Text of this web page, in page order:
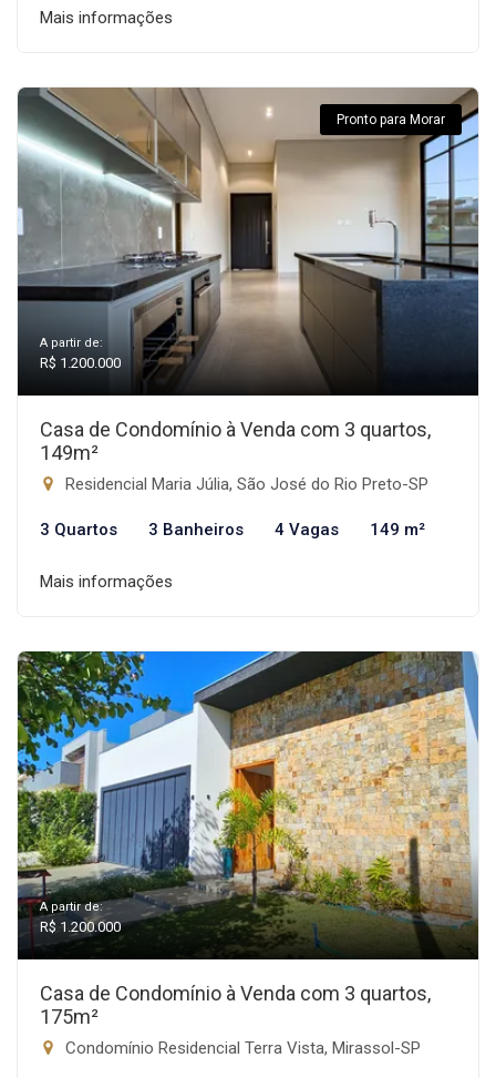
Mais informações
Pronto para Morar
A partir de:
R$ 1.200.000
Casa de Condomínio à Venda com 3 quartos,
149m²
Residencial Maria Júlia, São José do Rio Preto-SP
3 Quartos 3 Banheiros 4 Vagas 149 m²
Mais informações
A partir de:
R$ 1.200.000
Casa de Condomínio à Venda com 3 quartos,
175m²
Condomínio Residencial Terra Vista, Mirassol-SP